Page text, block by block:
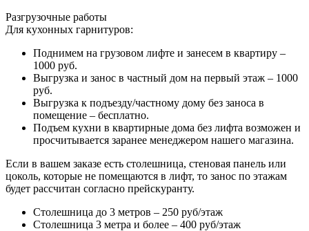
Разгрузочные работы
Для кухонных гарнитуров:
Поднимем на грузовом лифте и занесем в квартиру –
1000 руб.
Выгрузка и занос в частный дом на первый этаж – 1000
руб.
Выгрузка к подъезду/частному дому без заноса в
помещение – бесплатно.
Подъем кухни в квартирные дома без лифта возможен и
просчитывается заранее менеджером нашего магазина.
Если в вашем заказе есть столешница, стеновая панель или
цоколь, которые не помещаются в лифт, то занос по этажам
будет рассчитан согласно прейскуранту.
Столешница до 3 метров – 250 руб/этаж
Столешница 3 метра и более – 400 руб/этаж